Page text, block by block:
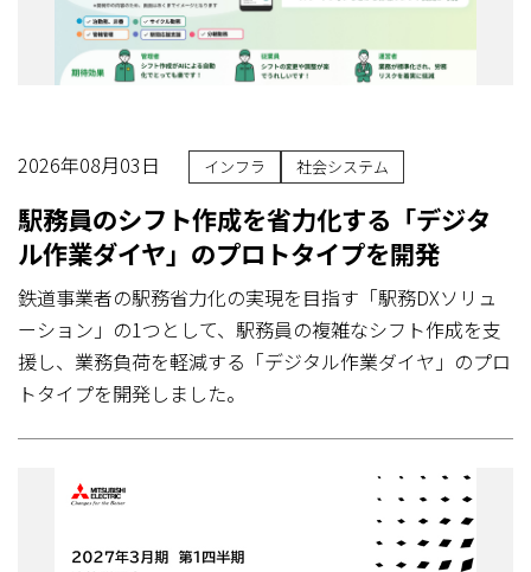
2026年08月03日 インフラ 社会システム
駅務員のシフト作成を省力化する「デジタ
ル作業ダイヤ」のプロトタイプを開発
鉄道事業者の駅務省力化の実現を目指す「駅務DXソリュ
ーション」の1つとして、駅務員の複雑なシフト作成を支
援し、業務負荷を軽減する「デジタル作業ダイヤ」のプロ
トタイプを開発しました。